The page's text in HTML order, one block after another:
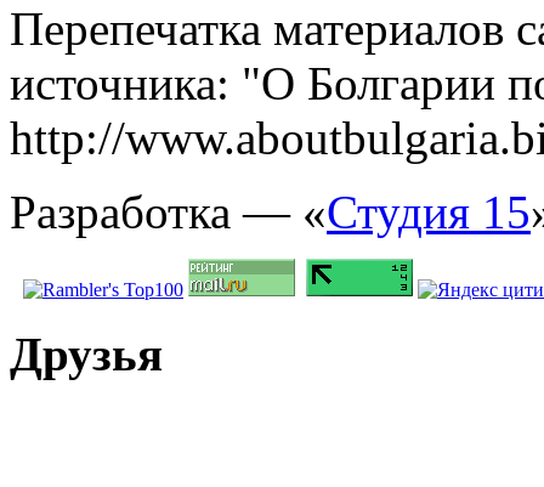
Перепечатка материалов
источника: "О Болгарии
http://
Разработка — «Студия 15
Друзья